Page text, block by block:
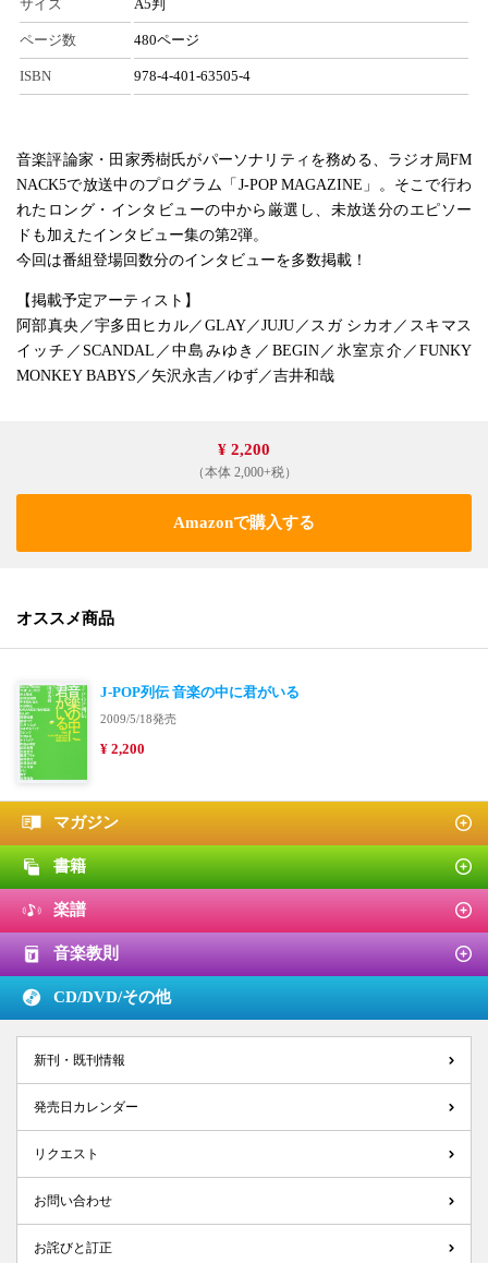
サイズ A5判
ページ数 480ページ
ISBN 978-4-401-63505-4
音楽評論家・田家秀樹氏がパーソナリティを務める、ラジオ局FM
NACK5で放送中のプログラム「J-POP MAGAZINE」。そこで行わ
れたロング・インタビューの中から厳選し、未放送分のエピソー
ドも加えたインタビュー集の第2弾。
今回は番組登場回数分のインタビューを多数掲載！
【掲載予定アーティスト】
阿部真央／宇多田ヒカル／GLAY／JUJU／スガ シカオ／スキマス
イッチ／SCANDAL／中島みゆき／BEGIN／氷室京介／FUNKY
MONKEY BABYS／矢沢永吉／ゆず／吉井和哉
¥ 2,200
（本体 2,000+税）
Amazonで購入する
オススメ商品
J-POP列伝 音楽の中に君がいる
2009/5/18発売
¥ 2,200
マガジン
書籍
楽譜
音楽教則
CD/DVD/その他
新刊・既刊情報
発売日カレンダー
リクエスト
お問い合わせ
お詫びと訂正